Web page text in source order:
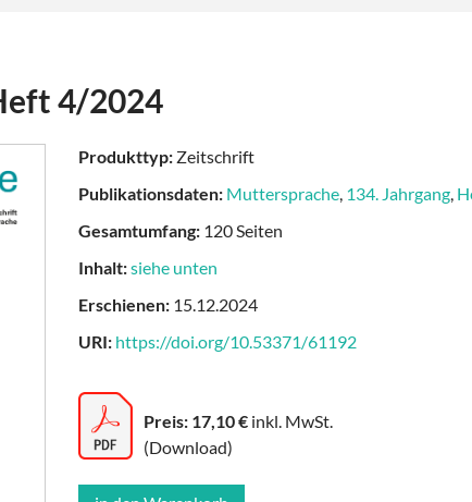
4/2024
Produkttyp: Zeitschrift
Publikationsdaten: Muttersprache, 134. Jahrgang,
Gesamtumfang: 120 Seiten
Inhalt:siehe unten
Erschienen: 15.12.2024
URI: https://doi.org/10.53371/61192
Preis: 17,10 € inkl. MwSt.
(Download)